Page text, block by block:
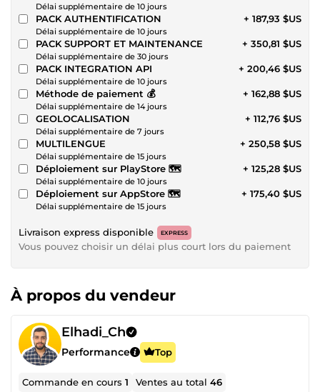
Délai supplémentaire de 10 jours
PACK AUTHENTIFICATION
Délai supplémentaire de 10 jours
+ 187,93 $US
PACK SUPPORT ET MAINTENANCE
Délai supplémentaire de 30 jours
+ 350,81 $US
PACK INTEGRATION API
Délai supplémentaire de 10 jours
+ 200,46 $US
Méthode de paiement 💰
Délai supplémentaire de 14 jours
+ 162,88 $US
GEOLOCALISATION
Délai supplémentaire de 7 jours
+ 112,76 $US
MULTILENGUE
Délai supplémentaire de 15 jours
+ 250,58 $US
Déploiement sur PlayStore 🗺️
Délai supplémentaire de 10 jours
+ 125,28 $US
Déploiement sur AppStore 🗺️
Délai supplémentaire de 15 jours
+ 175,40 $US
Livraison express disponible EXPRESS
Vous pouvez choisir un délai plus court lors du paiement
À propos du vendeur
Elhadi_Ch
Performance Top
Commande en cours1 Ventes au total46